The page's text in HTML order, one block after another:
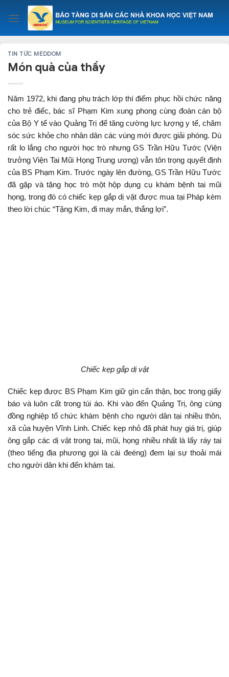
content
TIN TỨC MEDDOM
Món quà của thầy
Năm 1972, khi đang phụ trách lớp thí điểm phục hồi chức năng
cho trẻ điếc, bác sĩ Phạm Kim xung phong cùng đoàn cán bộ
của Bộ Y tế vào Quảng Trị để tăng cường lực lượng y tế, chăm
sóc sức khỏe cho nhân dân các vùng mới được giải phóng. Dù
rất lo lắng cho người học trò nhưng GS Trần Hữu Tước (Viện
trưởng Viện Tai Mũi Họng Trung ương) vẫn tôn trọng quyết định
của BS Phạm Kim. Trước ngày lên đường, GS Trần Hữu Tước
đã gặp và tặng học trò một hộp dụng cụ khám bệnh tai mũi
họng, trong đó có chiếc kẹp gắp dị vật được mua tại Pháp kèm
theo lời chúc “Tặng Kim, đi may mắn, thắng lợi”.
Chiếc kẹp gắp dị vật
Chiếc kẹp được BS Phạm Kim giữ gìn cẩn thận, bọc trong giấy
báo và luôn cất trong túi áo. Khi vào đến Quảng Trị, ông cùng
đồng nghiệp tổ chức khám bệnh cho người dân tại nhiều thôn,
xã của huyện Vĩnh Linh. Chiếc kẹp nhỏ đã phát huy giá trị, giúp
ông gắp các dị vật trong tai, mũi, họng nhiều nhất là lấy ráy tai
(theo tiếng địa phương gọi là cái đeéng) đem lại sự thoải mái
cho người dân khi đến khám tai.